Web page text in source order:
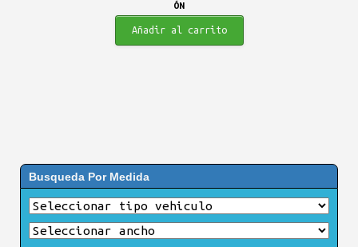
ÓN
Añadir al carrito
Busqueda Por Medida